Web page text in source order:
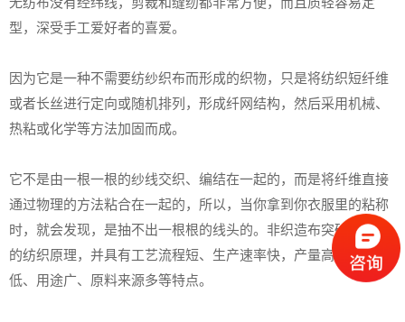
无纺布没有经纬线，剪裁和缝纫都非常方便，而且质轻容易定
型，深受手工爱好者的喜爱。
因为它是一种不需要纺纱织布而形成的织物，只是将纺织短纤维
或者长丝进行定向或随机排列，形成纤网结构，然后采用机械、
热粘或化学等方法加固而成。
它不是由一根一根的纱线交织、编结在一起的，而是将纤维直接
通过物理的方法粘合在一起的，所以，当你拿到你衣服里的粘称
时，就会发现，是抽不出一根根的线头的。非织造布突破了传统
的纺织原理，并具有工艺流程短、生产速率快，产量高、成本
低、用途广、原料来源多等特点。